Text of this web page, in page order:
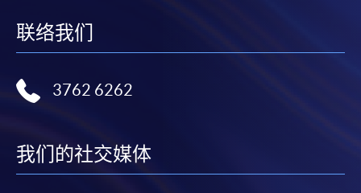
联络我们
3762 6262
我们的社交媒体